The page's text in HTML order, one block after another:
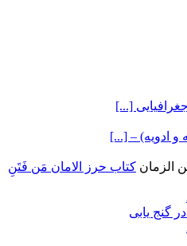
[...]
و ادویه) – [...]
کتاب حرز الامان مَن فَتَنِ
گنج یابی